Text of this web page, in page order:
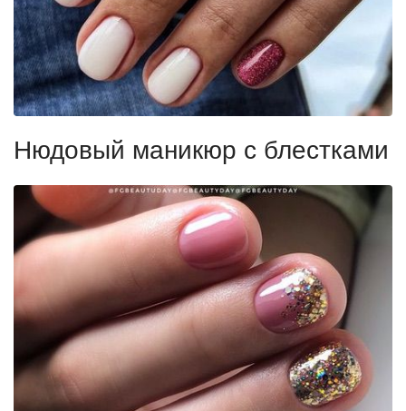
Нюдовый маникюр с блестками